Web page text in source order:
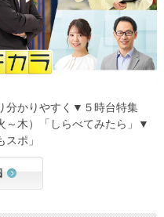
分かりやすく▼５時台特集
～木）「しらべてみたら」▼
ポ」